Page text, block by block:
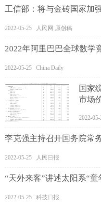
工信部：将与金砖国家加
2022-05-25 人民网 原创稿
2022年阿里巴巴全球数学
2022-05-25 China Daily
国家
市场
2022-
李克强主持召开国务院常
2022-05-25 人民日报
“天外来客”讲述太阳系“童
2022-05-25 科技日报